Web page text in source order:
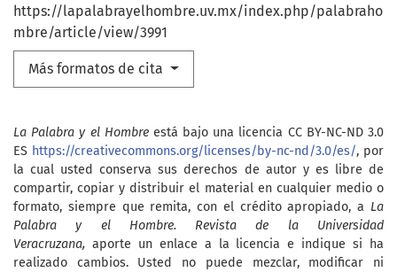
https://lapalabrayelhombre.uv.mx/index.php/palabraho
mbre/article/view/3991
Más formatos de cita
La Palabra y el Hombreestá bajo una licencia CC BY-NC-ND 3.0
ES https://creativecommons.org/licenses/by-nc-nd/3.0/es/, por
la cual usted conserva sus derechos de autor y es libre de
compartir, copiar y distribuir el material en cualquier medio o
formato, siempre que remita, con el crédito apropiado, a La
Palabra y el Hombre. Revista de la Universidad
Veracruzana, aporte un enlace a la licencia e indique si ha
realizado cambios. Usted no puede mezclar, modificar ni